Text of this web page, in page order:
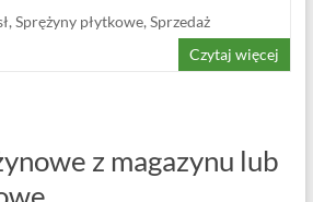
, Sprężyny płytkowe, Sprzedaż
Czytaj więcej
z magazynu lub